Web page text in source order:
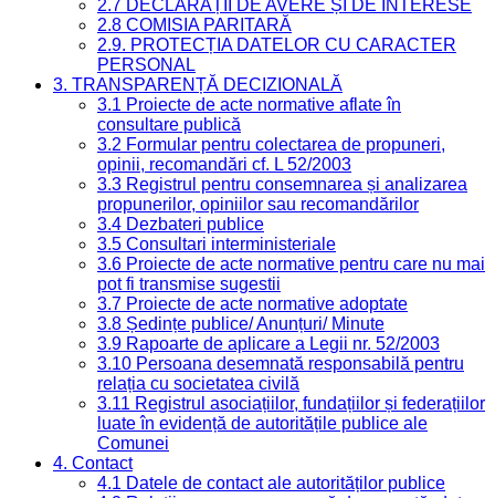
2.7 DECLARAȚII DE AVERE ȘI DE INTERESE
2.8 COMISIA PARITARĂ
2.9. PROTECȚIA DATELOR CU CARACTER
PERSONAL
3. TRANSPARENȚĂ DECIZIONALĂ
3.1 Proiecte de acte normative aflate în
consultare publică
3.2 Formular pentru colectarea de propuneri,
opinii, recomandări cf. L 52/2003
3.3 Registrul pentru consemnarea și analizarea
propunerilor, opiniilor sau recomandărilor
3.4 Dezbateri publice
3.5 Consultari interministeriale
3.6 Proiecte de acte normative pentru care nu mai
pot fi transmise sugestii
3.7 Proiecte de acte normative adoptate
3.8 Ședințe publice/ Anunțuri/ Minute
3.9 Rapoarte de aplicare a Legii nr. 52/2003
3.10 Persoana desemnată responsabilă pentru
relația cu societatea civilă
3.11 Registrul asociațiilor, fundațiilor și federațiilor
luate în evidență de autoritățile publice ale
Comunei
4. Contact
4.1 Datele de contact ale autorităților publice